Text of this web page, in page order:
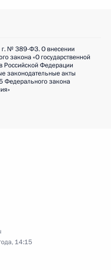
№ 389-ФЗ. О внесении
закона «О государственной
Российской Федерации
законодательные акты
Федерального закона
14:15